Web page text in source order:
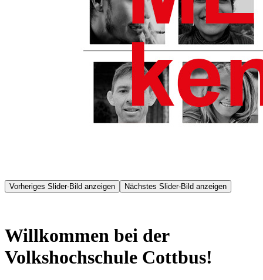
Vorheriges Slider-Bild anzeigen Nächstes Slider-Bild anzeigen
Willkommen bei der
Volkshochschule Cottbus!